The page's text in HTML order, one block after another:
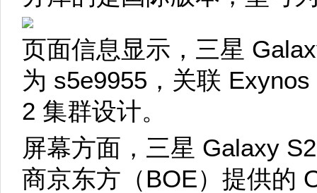
页面信息显示，三星
为 s5e9955，关联
2 集群设计。
屏幕方面，三星 Galaxy
商京东方（BOE）提供的